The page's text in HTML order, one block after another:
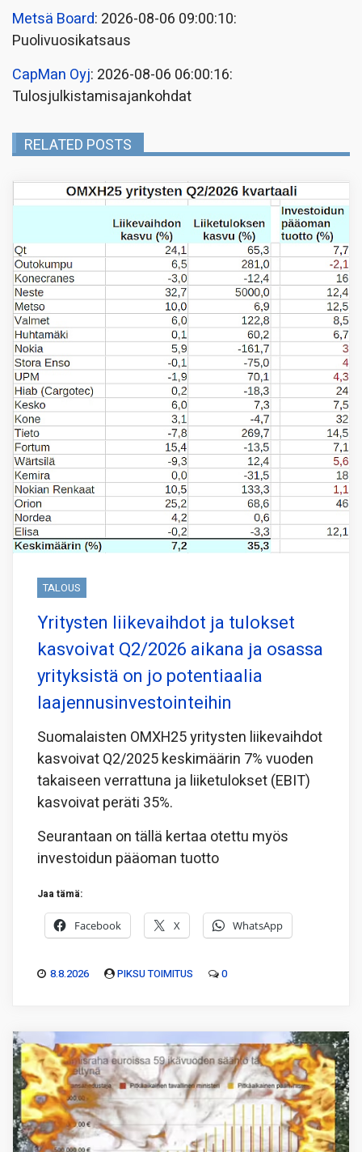
Metsä Board: 2026-08-06 09:00:10:
Puolivuosikatsaus
CapMan Oyj: 2026-08-06 06:00:16:
Tulosjulkistamisajankohdat
RELATED POSTS
TALOUS
Yritysten liikevaihdot ja tulokset
kasvoivat Q2/2026 aikana ja osassa
yrityksistä on jo potentiaalia
laajennusinvestointeihin
Suomalaisten OMXH25 yritysten liikevaihdot
kasvoivat Q2/2025 keskimäärin 7% vuoden
takaiseen verrattuna ja liiketulokset (EBIT)
kasvoivat peräti 35%.
Seurantaan on tällä kertaa otettu myös
investoidun pääoman tuotto
Jaa tämä:
Facebook X WhatsApp
8.8.2026 PIKSU TOIMITUS 0